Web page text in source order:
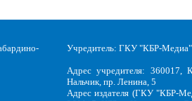
Учредитель: ГКУ "КБР-Медиа"
Адрес учредителя: 360017,
Нальчик, пр. Ленина, 5
Адрес издателя (ГКУ "КБР-